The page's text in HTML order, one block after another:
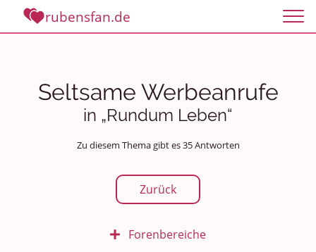
rubensfan.de
Seltsame Werbeanrufe
in „Rundum Leben“
Zu diesem Thema gibt es 35 Antworten
Zurück
Forenbereiche